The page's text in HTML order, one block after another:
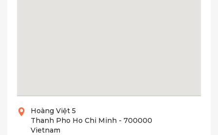
Hoàng Việt 5
Thanh Pho Ho Chi Minh - 700000
Vietnam